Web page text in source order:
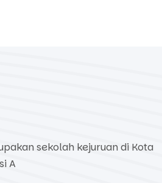
sekolah kejuruan di Kota
A